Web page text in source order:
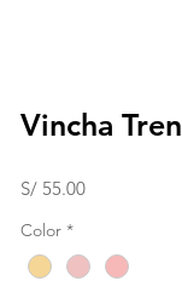
Vincha
S/ 55.00Precio
Color *